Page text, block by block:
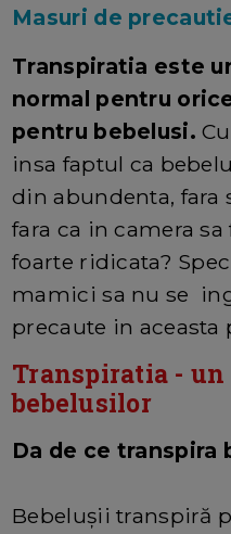
Masuri de
Transpiratia este
normal pentru
pentru bebelusi.
insa faptul ca
din abundenta, fara
fara ca in camera
foarte ridicata?
mamici sa nu se
precaute in aceasta
Transpiratia -
bebelusilor
Da de ce transpira
Bebelușii transpiră